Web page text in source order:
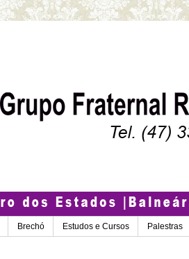
Brechó Estudos e Cursos Palestras